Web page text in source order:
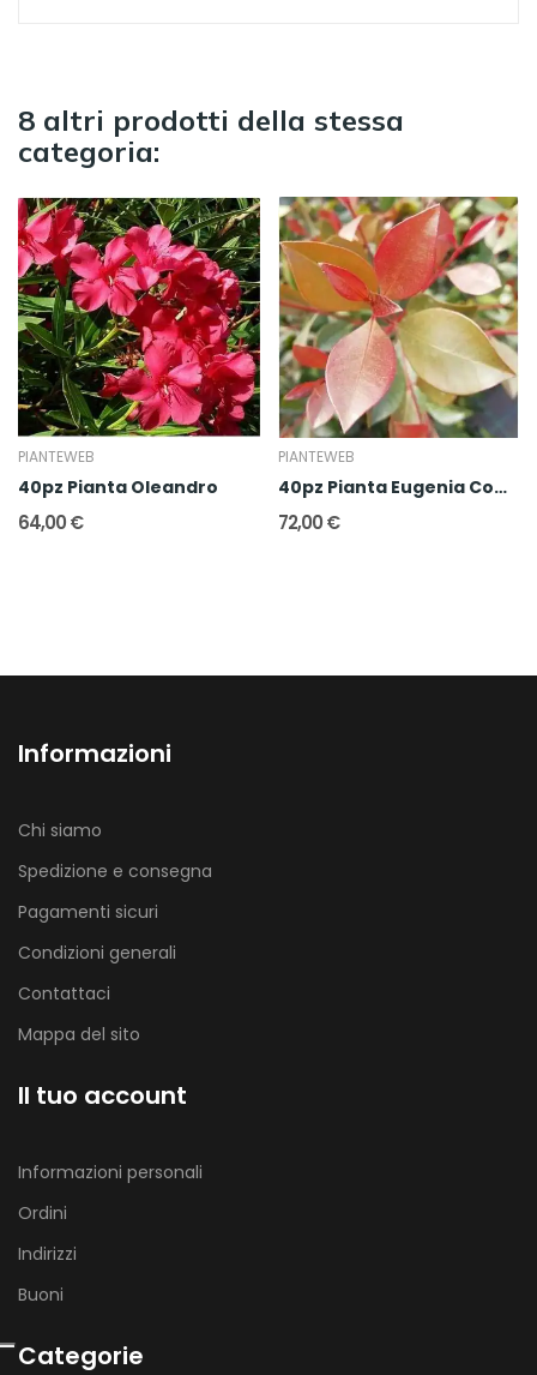
8 altri prodotti della stessa
categoria:
PIANTEWEB
40pz Pianta Oleandro
64,00 €
PIANTEWEB
40pz Pianta Eugenia Compacta
72,00 €
Informazioni
Chi siamo
Spedizione e consegna
Pagamenti sicuri
Condizioni generali
Contattaci
Mappa del sito
Il tuo account
Informazioni personali
Ordini
Indirizzi
Buoni
Categorie